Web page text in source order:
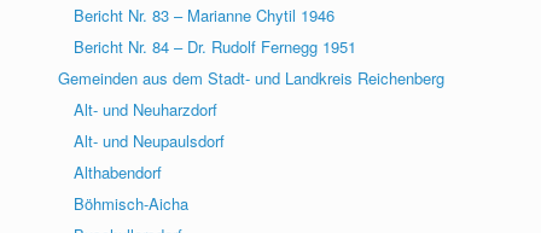
Bericht Nr. 83 – Marianne Chytil 1946
Bericht Nr. 84 – Dr. Rudolf Fernegg 1951
Gemeinden aus dem Stadt- und Landkreis Reichenberg
Alt- und Neuharzdorf
Alt- und Neupaulsdorf
Althabendorf
Böhmisch-Aicha